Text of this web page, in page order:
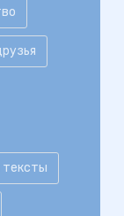
тексты